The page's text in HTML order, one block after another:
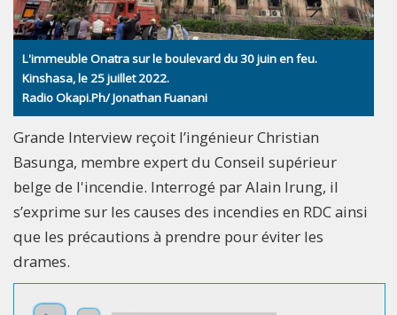
L'immeuble Onatra sur le boulevard du 30 juin en feu.
Kinshasa, le 25 juillet 2022.
Radio Okapi.Ph/ Jonathan Fuanani
Grande Interview reçoit l’ingénieur Christian
Basunga, membre expert du Conseil supérieur
belge de l'incendie. Interrogé par Alain Irung, il
s’exprime sur les causes des incendies en RDC ainsi
que les précautions à prendre pour éviter les
drames.